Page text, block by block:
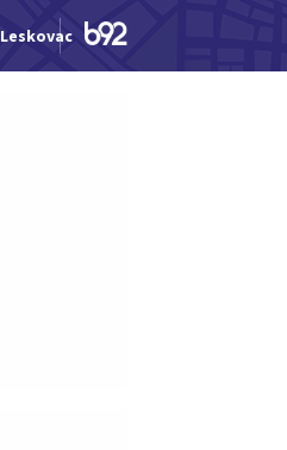
Leskovac Jagodina